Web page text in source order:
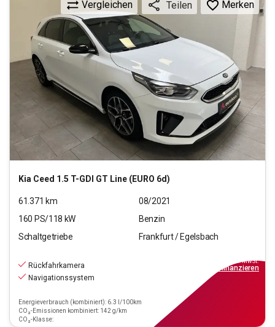
Kia Ceed 1.5 T-GDI GT Line (EURO 6d)
Vergleichen Teilen Merken
61.371 km
08/2021
160 PS/118 kW
Benzin
Schaltgetriebe
Frankfurt / Egelsbach
Rückfahrkamera
Navigationssystem
Energieverbrauch (kombiniert): 6.3 l/100km
CO₂-Emissionen kombiniert: 142 g/km
CO₂-Klasse:
inkl.MwSt.
finanzieren